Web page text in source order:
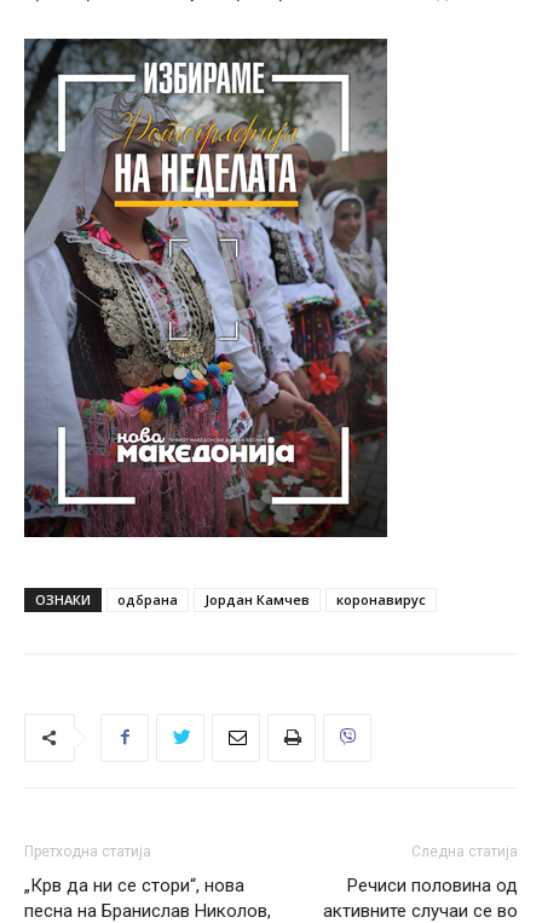
ОЗНАКИ одбрана Јордан Камчев коронавирус
Претходна статија
„Крв да ни се стори“, нова
песна на Бранислав Николов,
Следна статија
Речиси половина од
активните случаи се во